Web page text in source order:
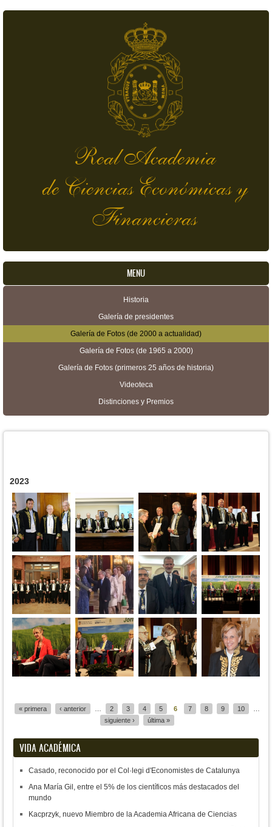
Real Academia
de Ciencias Económicas y
Financieras
MENU
Historia
Galería de presidentes
Galería de Fotos (de 2000 a actualidad)
Galería de Fotos (de 1965 a 2000)
Galería de Fotos (primeros 25 años de historia)
Videoteca
Distinciones y Premios
2023
« primera ‹ anterior 2 3 4 5 6 7 8 9 10
siguiente ›
última »
VIDA ACADÉMICA
Casado, reconocido por el Col·legi d'Economistes de Catalunya
Ana María Gil, entre el 5% de los científicos más destacados del
mundo
Kacprzyk, nuevo Miembro de la Academia Africana de Ciencias